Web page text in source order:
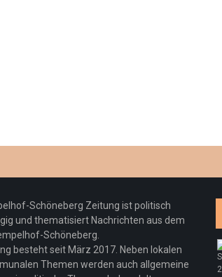
Schöneberg Zeitung ist politisch
und thematisiert Nachrichten aus dem
Schöneberg.
besteht seit März 2017. Neben lokalen
Themen werden auch allgemeine